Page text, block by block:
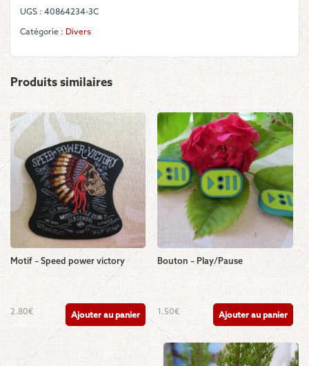
et
brune
UGS : 40864234-3C
Catégorie : Divers
Produits similaires
Motif – Speed power victory
2.80€ Ajouter au panier
Bouton – Play/Pause
1.50€ Ajouter au panier